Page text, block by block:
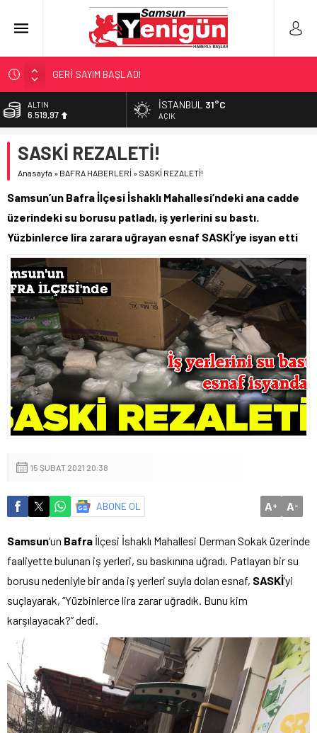
GERİ SAYIM BAŞLADI
SAMSUNSPOR’DA HEDEF 5’İNCİLİK!
‘BAFRA’YA YATIRIM YAPIN!’
YÖNETİCİ SEÇERKEN YAPILAN EN BÜYÜK HATALAR
ALTIN
6.519,97
13.798,82
DOLAR
55,0112
İSTANBUL 31°C
AÇIK
SASKİ REZALETİ!
Anasayfa » BAFRA HABERLERİ » SASKİ REZALETİ!
Samsun’un Bafra İlçesi İshaklı Mahallesi’ndeki ana cadde
üzerindeki su borusu patladı, iş yerlerini su bastı.
Yüzbinlerce lira zarara uğrayan esnaf SASKİ’ye isyan etti
15 ŞUBAT 2021 20:38
ABONE OL A+ A-
Samsun‘un Bafra İlçesi İshaklı Mahallesi Derman Sokak üzerinde
faaliyette bulunan iş yerleri, su baskınına uğradı. Patlayan bir su
borusu nedeniyle bir anda iş yerleri suyla dolan esnaf, SASKİ‘yi
suçlayarak, “Yüzbinlerce lira zarar uğradık. Bunu kim
karşılayacak?” dedi.